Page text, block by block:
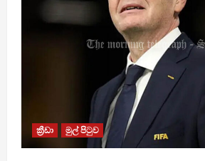
ක්‍රීඩා මුල් පිටුව